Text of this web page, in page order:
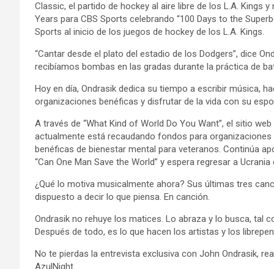
Classic, el partido de hockey al aire libre de los L.A. Kings
Years para CBS Sports celebrando “100 Days to the
Sports al inicio de los juegos de hockey de los L.A. Kings.
“Cantar desde el plato del estadio de los Dodgers”, dice
recibíamos bombas en las gradas durante la práctica de
Hoy en día, Ondrasik dedica su tiempo a escribir música,
organizaciones benéficas y disfrutar de la vida con su
A través de “What Kind of World Do You Want”, el sitio
actualmente está recaudando fondos para
benéficas de bienestar mental para veteranos. Continúa
“Can One Man Save the World” y espera regresar a
¿Qué lo motiva musicalmente ahora? Sus últimas tres
dispuesto a decir lo que piensa. En canción.
Ondrasik no rehuye los matices. Lo abraza y lo busca, tal
Después de todo, es lo que hacen los artistas y los
No te pierdas la entrevista exclusiva con John Ondrasik,
AzulNight.